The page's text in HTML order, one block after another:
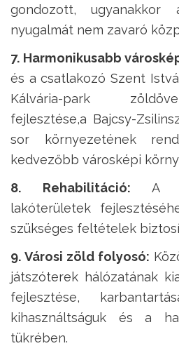
gondozott,
nyugalmát nem zavaró
7. Harmonikusabb
és a csatlakozó Szent
Kálvária-park
fejlesztése,a Bajcsy-
sor környezetének
kedvezőbb városképi
8. Rehabilitáció: A
lakóterületek
szükséges feltételek
9. Városi zöld folyosó:
játszóterek hálózatának
fejlesztése,
kihasználtságuk és a
tükrében.